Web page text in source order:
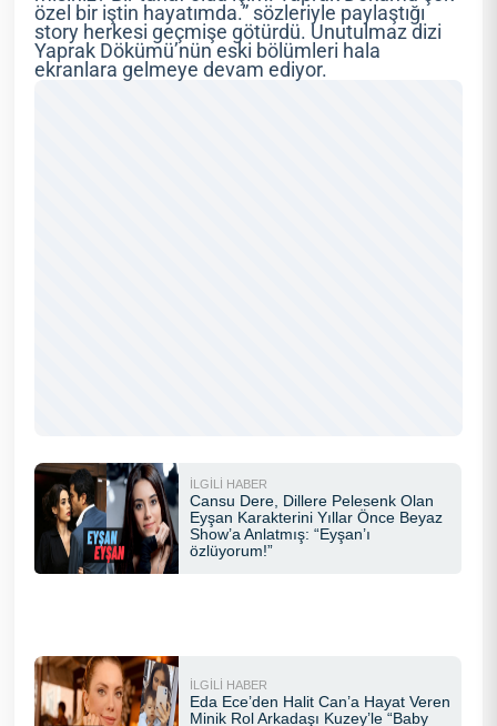
özel bir iştin hayatımda.” sözleriyle paylaştığı
story herkesi geçmişe götürdü. Unutulmaz dizi
Yaprak Dökümü’nün eski bölümleri hala
ekranlara gelmeye devam ediyor.